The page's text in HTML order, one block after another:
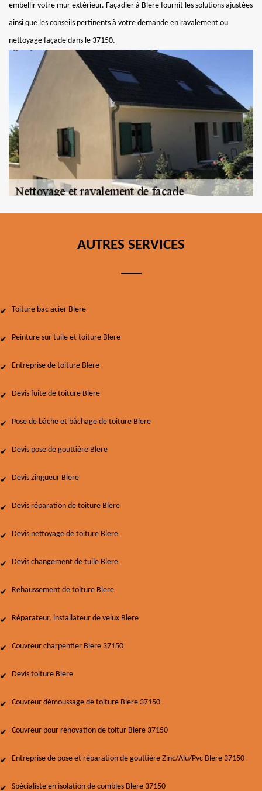
embellir votre mur extérieur. Façadier à Blere fournit les solutions ajustées
ainsi que les conseils pertinents à votre demande en ravalement ou
nettoyage façade dans le 37150.
AUTRES SERVICES
Toiture bac acier Blere
Peinture sur tuile et toiture Blere
Entreprise de toiture Blere
Devis fuite de toiture Blere
Pose de bâche et bâchage de toiture Blere
Devis pose de gouttière Blere
Devis zingueur Blere
Devis réparation de toiture Blere
Devis nettoyage de toiture Blere
Devis changement de tuile Blere
Rehaussement de toiture Blere
Réparateur, installateur de velux Blere
Couvreur charpentier Blere 37150
Devis toiture Blere
Couvreur démoussage de toiture Blere 37150
Couvreur pour rénovation de toitur Blere 37150
Entreprise de pose et réparation de gouttière Zinc/Alu/Pvc Blere 37150
Spécialiste en isolation de combles Blere 37150